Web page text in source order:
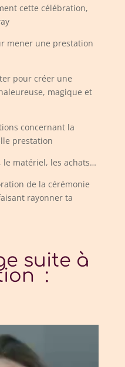
cette célébration,
mener une prestation
pour créer une
magique et
concernant la
prestation
matériel, les achats…
de la cérémonie
rayonner ta
suite à
: